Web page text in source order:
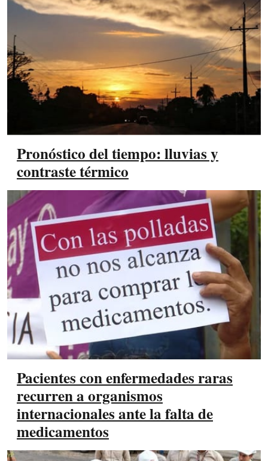
Pronóstico del tiempo: lluvias y
contraste térmico
Pacientes con enfermedades raras
recurren a organismos
internacionales ante la falta de
medicamentos